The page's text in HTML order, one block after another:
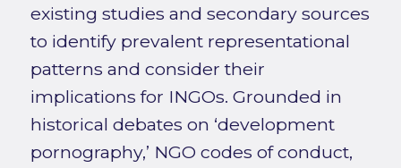
existing studies and secondary sources
to identify prevalent representational
patterns and consider their
implications for INGOs. Grounded in
historical debates on ‘development
pornography,’ NGO codes of conduct,